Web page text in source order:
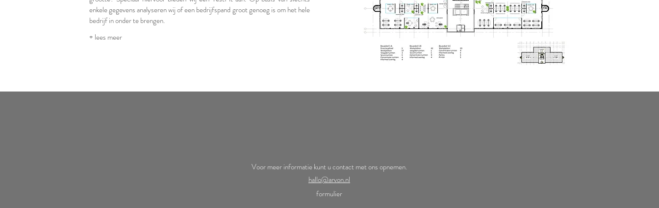
enkele gegevens analyseren wij of een bedrijfspand groot genoeg is om het hele
bedrijf in onder te brengen.
+ lees meer
Voor meer informatie kunt u contact met ons opnemen.
hallo@arvon.nl
formulier